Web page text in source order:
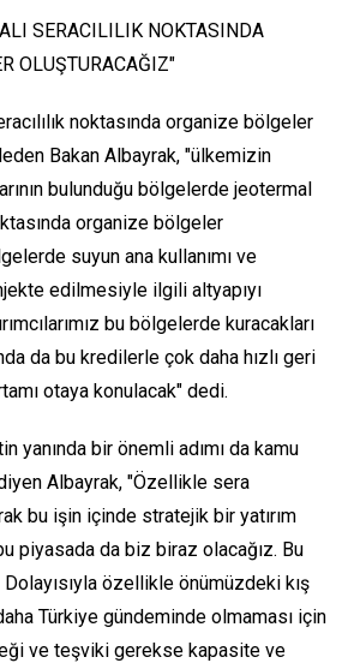
SERACILILIK NOKTASINDA
OLUŞTURACAĞIZ"
noktasında organize bölgeler
Bakan Albayrak, "ülkemizin
bulunduğu bölgelerde jeotermal
organize bölgeler
suyun ana kullanımı ve
edilmesiyle ilgili altyapıyı
bu bölgelerde kuracakları
da bu kredilerle çok daha hızlı geri
otaya konulacak" dedi.
yanında bir önemli adımı da kamu
Albayrak, "Özellikle sera
bu işin içinde stratejik bir yatırım
piyasada da biz biraz olacağız. Bu
özellikle önümüzdeki kış
Türkiye gündeminde olmaması için
ve teşviki gerekse kapasite ve